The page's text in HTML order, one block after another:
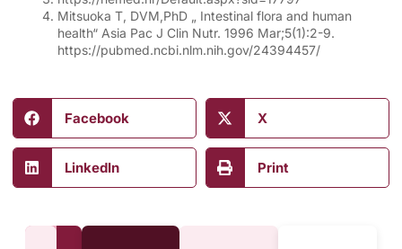
Mitsuoka T, DVM,PhD „ Intestinal flora and human
health“ Asia Pac J Clin Nutr. 1996 Mar;5(1):2-9.
https://pubmed.ncbi.nlm.nih.gov/24394457/
Facebook X
LinkedIn Print